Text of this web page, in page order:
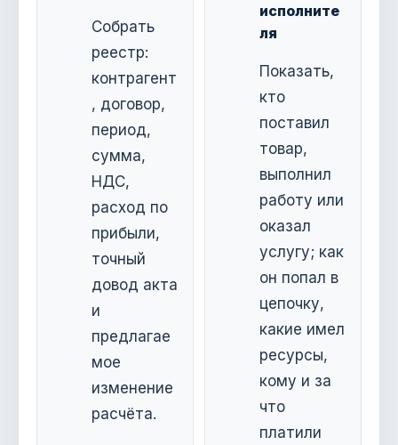
Собрать
реестр:
контрагент
, договор,
период,
сумма,
НДС,
расход по
прибыли,
точный
довод акта
и
предлагае
мое
изменение
расчёта.
исполните
ля
Показать,
кто
поставил
товар,
выполнил
работу или
оказал
услугу; как
он попал в
цепочку,
какие имел
ресурсы,
кому и за
что
платили